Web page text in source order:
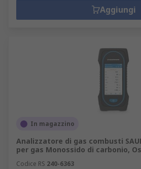
Aggiungi
In magazzino
Analizzatore di gas combusti
per gas Monossido di carbonio,
Codice RS 240-6363